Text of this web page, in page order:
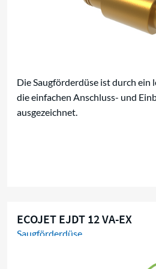
Die Saugförderdüse ist durch ein
die einfachen Anschluss- und
ausgezeichnet.
ECOJET EJDT 12 VA-EX
Saugförderdüse